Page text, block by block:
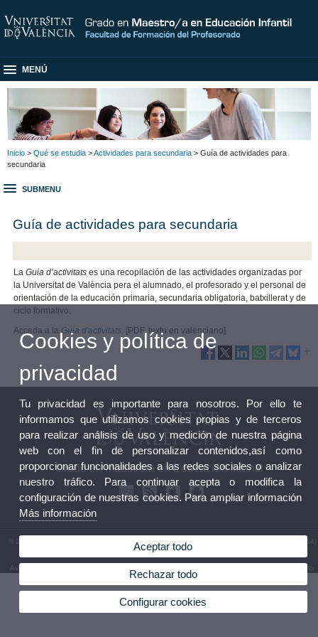
MENÚ
Inicio > Qué se estudia >Actividades para secundaria > Guía de actividades para
secundaria
SUBMENU
Guía de actividades para secundaria
LaGuia d’activitats es una recopilación de las actividades organizadas por
la Universitat de València pera el alumnado, el profesorado y el personal de
orientación de la educación primaria, secundaria obligatoria, batxillerat y de
ciclo formativo.
Acceda a laGuia d'activitats. [PDF, texto en valenciano]
Grado en Maestro/a en Educación Infantil
© 2026 UV. - Avda. Tarongers, 4. 46022 Valencia. España. Tel (+34) 963 86 44 90 - Fax (+34)
963 86 44 87
Aviso legal Buzón de contacto
Cookies y política de
privacidad
Tu privacidad es importante para nosotros. Por ello te
informamos que utilizamos cookies propias y de terceros
para realizar análisis de uso y medición de nuestra página
web con el fin de personalizar contenidos,así como
proporcionar funcionalidades a las redes sociales o analizar
nuestro tráfico. Para continuar acepta o modifica la
configuración de nuestras cookies. Para ampliar información
Más información
Aceptar todo
Rechazar todo
Configurar cookies